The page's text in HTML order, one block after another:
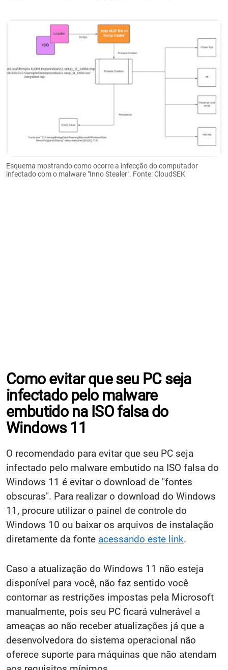
Esquema mostrando como ocorre a infecção do computador
infectado com o malware "Inno Stealer". Fonte: CloudSEK
Como evitar que seu PC seja
infectado pelo malware
embutido na ISO falsa do
Windows 11
O recomendado para evitar que seu PC seja
infectado pelo malware embutido na ISO falsa do
Windows 11 é evitar o download de "fontes
obscuras". Para realizar o download do Windows
11, procure utilizar o painel de controle do
Windows 10 ou baixar os arquivos de instalação
diretamente da fonte acessando este link.
Caso a atualização do Windows 11 não esteja
disponível para você, não faz sentido você
contornar as restrições impostas pela Microsoft
manualmente, pois seu PC ficará vulnerável a
ameaças ao não receber atualizações já que a
desenvolvedora do sistema operacional não
oferece suporte para máquinas que não atendam